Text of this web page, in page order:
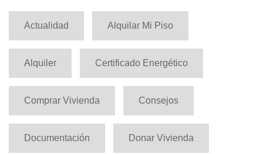
Actualidad Alquilar Mi Piso
Alquiler Certificado Energético
Comprar Vivienda Consejos
Documentación Donar Vivienda